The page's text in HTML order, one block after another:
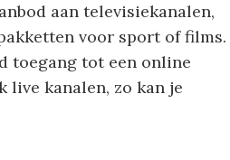
aan televisiekanalen,
voor sport of films.
toegang tot een online
live kanalen, zo kan je